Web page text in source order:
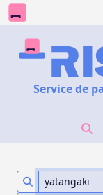
Service de